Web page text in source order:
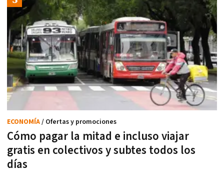
Cómo pagar la mitad e incluso viajar
gratis en colectivos y subtes todos los
días
ECONOMÍA/ Ofertas y promociones